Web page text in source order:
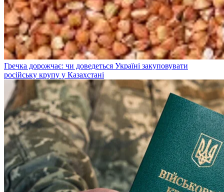
Гречка дорожчає: чи доведеться Україні закуповувати
російську крупу у Казахстані